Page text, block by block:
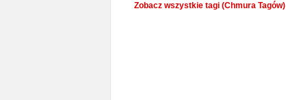
Zobacz wszystkie tagi (Chmura Tagów)